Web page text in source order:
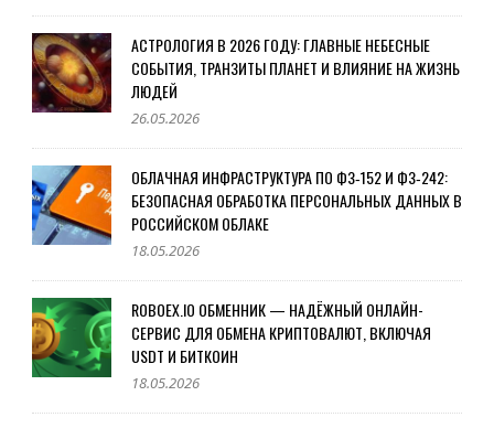
АСТРОЛОГИЯ В 2026 ГОДУ: ГЛАВНЫЕ НЕБЕСНЫЕ
СОБЫТИЯ, ТРАНЗИТЫ ПЛАНЕТ И ВЛИЯНИЕ НА ЖИЗНЬ
ЛЮДЕЙ
26.05.2026
ОБЛАЧНАЯ ИНФРАСТРУКТУРА ПО ФЗ‑152 И ФЗ‑242:
БЕЗОПАСНАЯ ОБРАБОТКА ПЕРСОНАЛЬНЫХ ДАННЫХ В
РОССИЙСКОМ ОБЛАКЕ
18.05.2026
ROBOEX.IO ОБМЕННИК — НАДЁЖНЫЙ ОНЛАЙН-
СЕРВИС ДЛЯ ОБМЕНА КРИПТОВАЛЮТ, ВКЛЮЧАЯ
USDT И БИТКОИН
18.05.2026